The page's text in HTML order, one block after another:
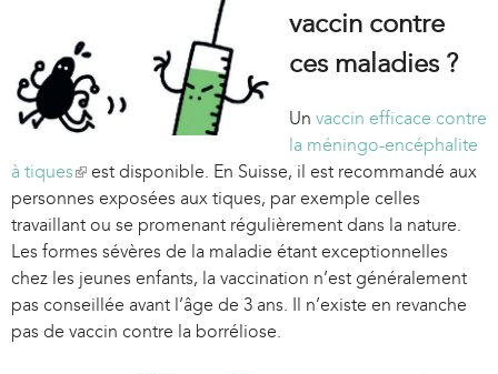
)
vaccin contre
ces maladies ?
Un vaccin efficace contre
la méningo-encéphalite
à tiques(
l
i
n
k
i
s
est disponible. En Suisse, il est recommandé aux
personnes exposées aux tiques, par exemple celles
travaillant ou se promenant régulièrement dans la nature.
Les formes sévères de la maladie étant exceptionnelles
chez les jeunes enfants, la vaccination n’est généralement
pas conseillée avant l’âge de 3 ans. Il n’existe en revanche
pas de vaccin contre la borréliose.